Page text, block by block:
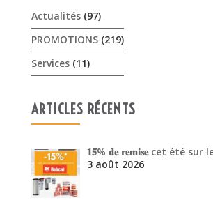
Actualités(97)
PROMOTIONS(219)
Services(11)
ARTICLES RÉCENTS
𝟏𝟓% 𝐝𝐞 𝐫𝐞𝐦𝐢𝐬𝐞 cet été sur
3 août 2026